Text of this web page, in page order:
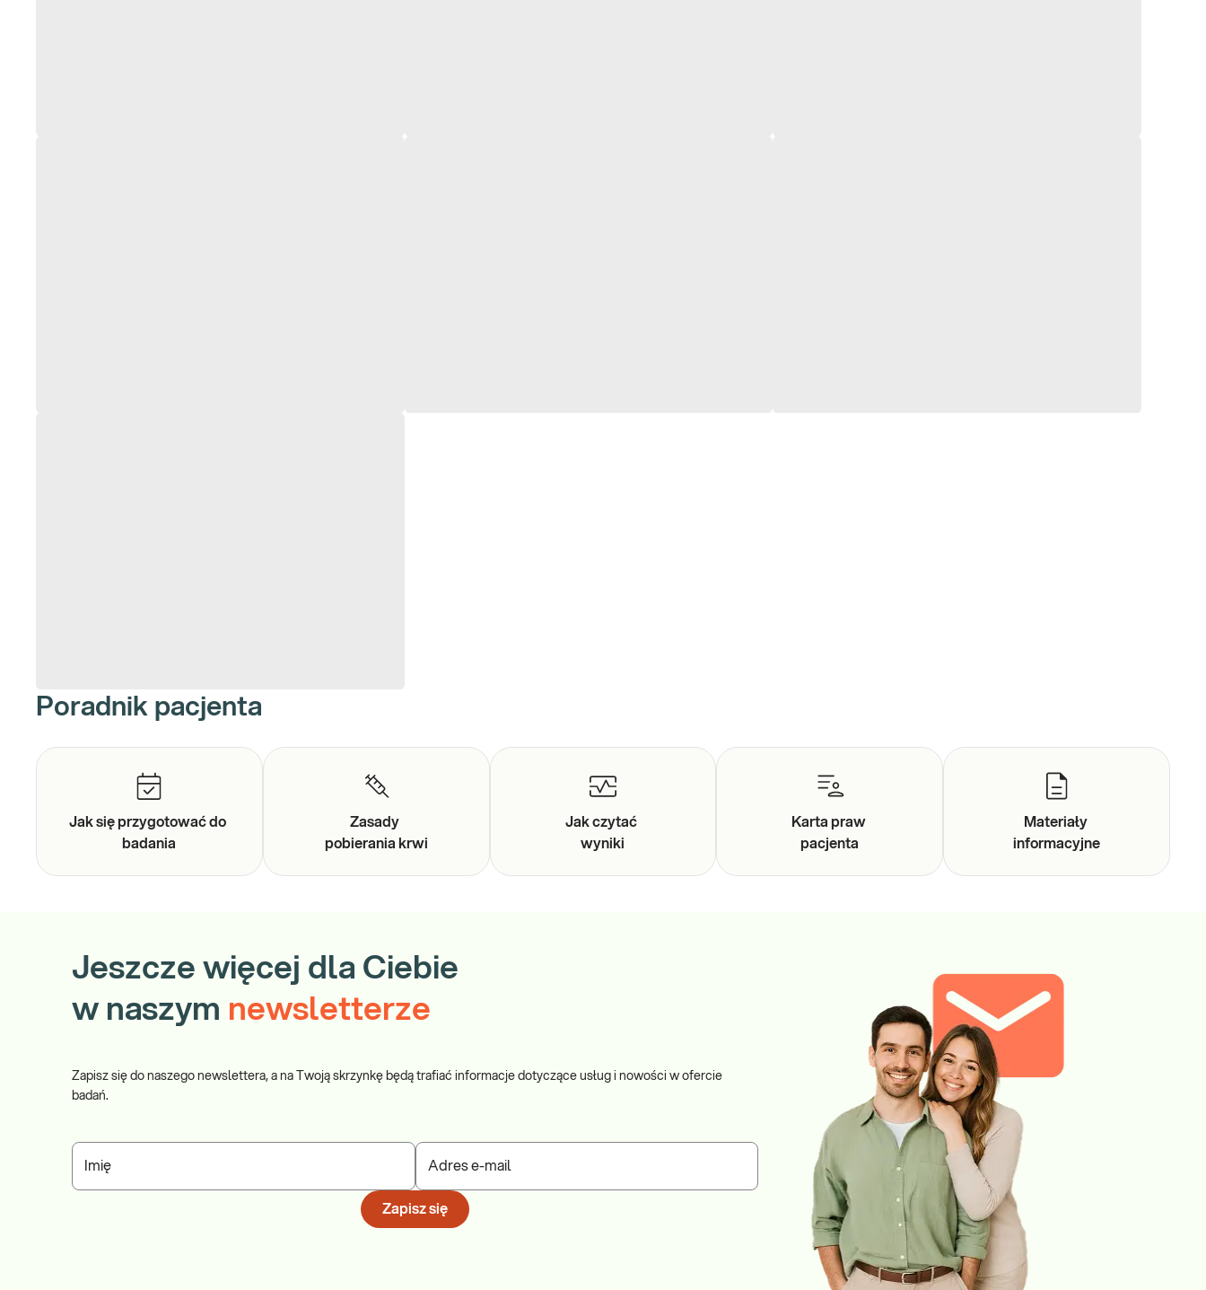
Poradnik pacjenta
Jak się przygotować do
badania
Zasady
pobierania krwi
Jak czytać
wyniki
Karta praw
pacjenta
Materiały
informacyjne
Jeszcze więcej dla Ciebie
w naszym newsletterze
Zapisz się do naszego newslettera, a na Twoją skrzynkę będą trafiać informacje dotyczące usług i nowości w ofercie
badań.
Imię Adres e-mail
Zapisz się